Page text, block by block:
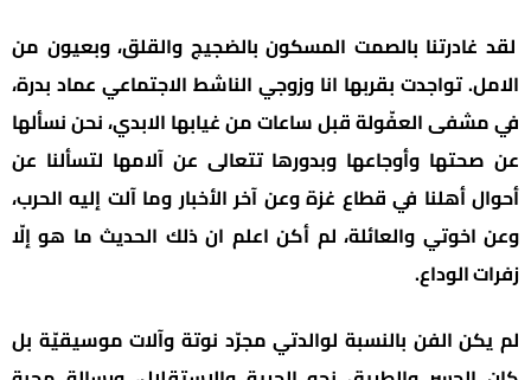
لقد غادرتنا بالصمت المسكون بالضجيج والقلق، وبعيون من
الامل. تواجدت بقربها انا وزوجي الناشط الاجتماعي عماد بدرة،
في مشفى العفّولة قبل ساعات من غيابها الابدي، نحن نسألها
عن صحتها وأوجاعها وبدورها تتعالى عن آلامها لتسألنا عن
أحوال أهلنا في قطاع غزة وعن آخر الأخبار وما آلت إليه الحرب،
وعن اخوتي والعائلة، لم أكن اعلم ان ذلك الحديث ما هو إلّا
زفرات الوداع.
لم يكن الفن بالنسبة لوالدتي مجرّد نوتة وآلات موسيقيّة بل